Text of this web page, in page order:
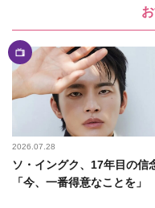
2026.07.28
ソ・イングク、17年目の信
「今、一番得意なことを」